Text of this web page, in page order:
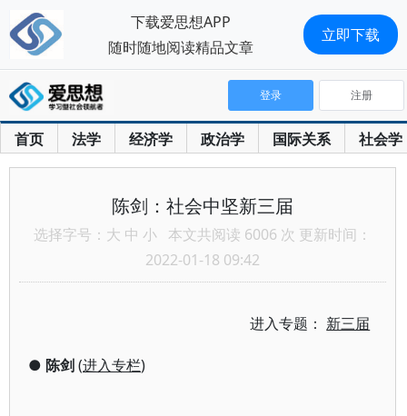
首页 法学 经济学 政治学 国际关系 社会学
登录 注册
陈剑：社会中坚新三届
选择字号： 大 中 小 本文共阅读 6006 次 更新时间：
2022-01-18 09:42
进入专题： 新三届
● 陈剑(进入专栏)
下载爱思想APP
随时随地阅读精品文章
立即下载